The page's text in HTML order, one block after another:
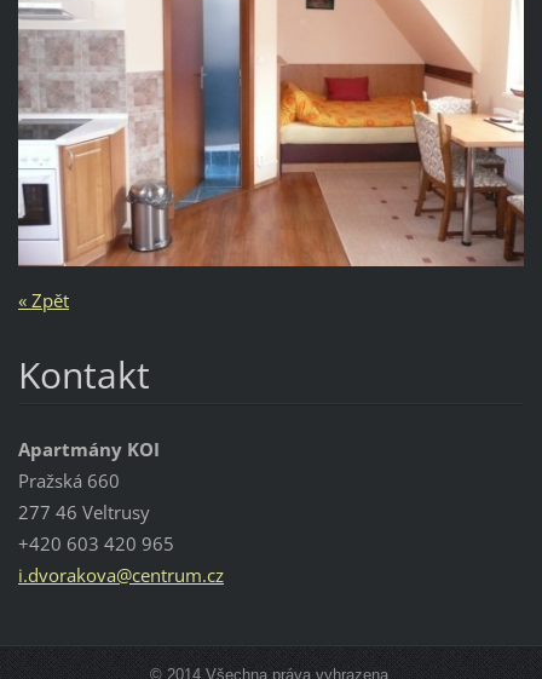
« Zpět
Kontakt
Apartmány KOI
Pražská 660
277 46 Veltrusy
+420 603 420 965
i.dvorakova@centrum.cz
© 2014 Všechna práva vyhrazena.